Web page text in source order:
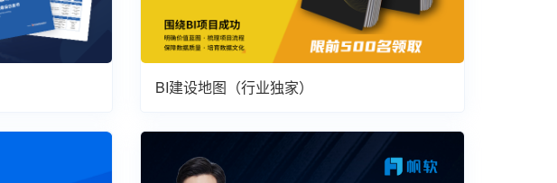
BI建设地图（行业独家）